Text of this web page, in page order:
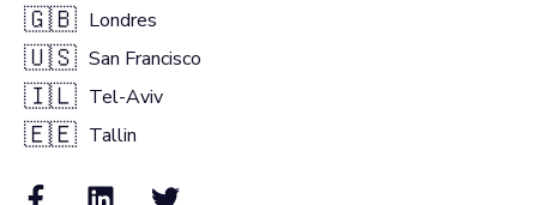
🇬🇧 Londres
🇺🇸 San Francisco
🇮🇱 Tel-Aviv
🇪🇪 Tallin